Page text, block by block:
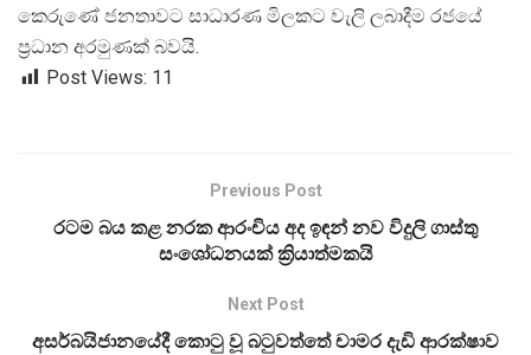
කෙරුණේ ජනතාවට සාධාරණ මිලකට වැලි ලබාදීම රජයේ
ප්රධාන අරමුණක් බවයි.
Post Views: 11
Previous Post
රටම බය කළ නරක ආරංචිය අද ඉඳන් නව විදුලි ගාස්තු
සංශෝධනයක් ක්‍රියාත්මකයි
Next Post
අසර්බයිජානයේදී කොටු වූ බටුවත්තේ චාමර දැඩි ආරක්ෂාව